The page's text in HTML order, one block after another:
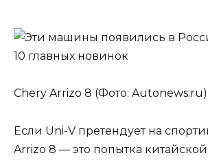
Chery Arrizo 8 (Фото: Autonews.ru)
Если Uni-V претендует на
Arrizo 8 — это попытка